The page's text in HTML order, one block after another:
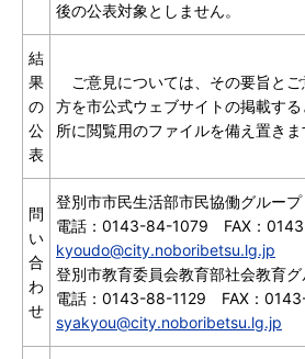
後の公表対象としません。
結
果
の
公
表
ご意見については、その要旨とご
方を市公式ウェブサイトの掲載す
所に閲覧用のファイルを備え置きま
問
い
合
わ
せ
登別市市民生活部市民協働グループ
電話：0143-84-1079 FAX：
kyoudo@city.noboribetsu.lg.jp
登別市教育委員会教育部社会教育
電話：0143-88-1129 FAX：
syakyou@city.noboribetsu.lg.jp